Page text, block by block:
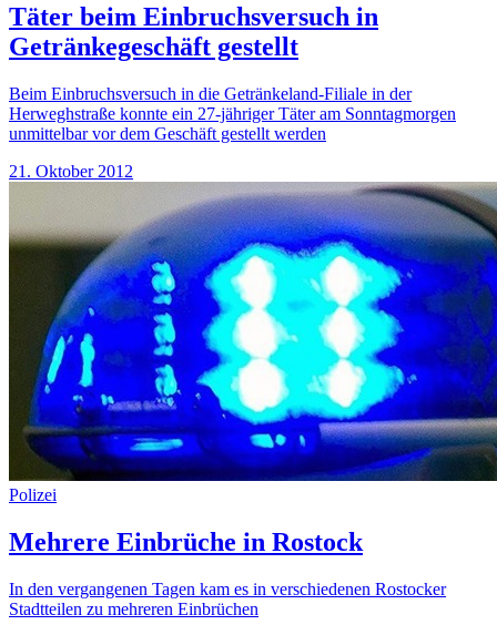
Täter beim Einbruchsversuch in
Getränkegeschäft gestellt
Beim Einbruchsversuch in die Getränkeland-Filiale in der
Herweghstraße konnte ein 27-jähriger Täter am Sonntagmorgen
unmittelbar vor dem Geschäft gestellt werden
21. Oktober 2012
Polizei
Mehrere Einbrüche in Rostock
In den vergangenen Tagen kam es in verschiedenen Rostocker
Stadtteilen zu mehreren Einbrüchen